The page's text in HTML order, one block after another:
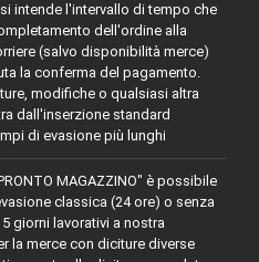
intende l'intervallo di tempo che
dell'ordine alla
(salvo disponibilità merce)
la conferma del pagamento.
modifiche o qualsiasi altra
dall'inserzione standard
di evasione più lunghi
MAGAZZINO" è possibile
classica (24 ore) o senza
giorni lavorativi a nostra
la merce con diciture diverse